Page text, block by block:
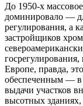
До 1950-х
доминировало —
регулирования, а
застройщиков
Европе, правда,
обеспеченным — в
выдачи участков
высотных зданиях,